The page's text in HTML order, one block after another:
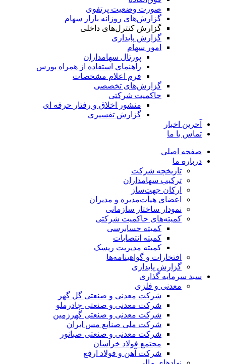
صورت وضعیت پرتفوی
گزارش‌های روزانه بازار سهام
گزارش کنترل‌های داخلی
گزارش پایداری
امور سهام
پورتال سهامداران
راهنمای استفاده از همراه بورس
فرم اعلام مشخصات
گزارش‌های تخصصی
حاکمیت شرکتی
منشور اخلاق و رفتار حرفه­ ای
گزارش تفسیری
آخرین اخبار
تماس با ما
صفحه اصلی
درباره ما
تاریخچه شرکت
ترکیب سهامداران
ارکان جهت‌ساز
اعضای هیأت‌مدیره و مدیران
نمودار ساختار سازمانی
کمیته‌های حاکمیت شرکتی
کمیته حسابرسی
کمیته انتصابات
کمیته مدیریت ریسک
افتخارات و گواهینامه‌ها
گزارش پایداری
سبد سرمایه گذاری
معدنی و فلزی
شرکت معدنی و صنعتی گل گهر
شرکت معدنی و صنعتی چادرملو
شرکت معدنی و صنعتی گهرزمین
شرکت ملی صنایع مس ایران
شرکت معدنی و صنعتی صبانور
مجتمع فولاد خراسان
شرکت آهن و فولاد ارفع